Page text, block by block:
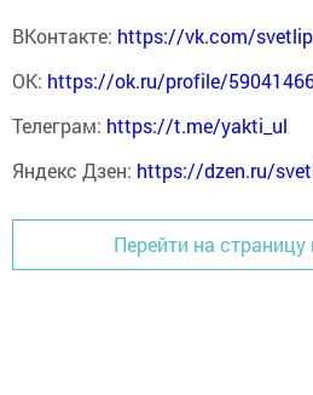
ВКонтакте: https://vk.com/
ОК: https://ok.ru/profile/
Телеграм: https://t.me/yakti_ul
Яндекс Дзен: https://dzen.ru/
Перейти на страницу